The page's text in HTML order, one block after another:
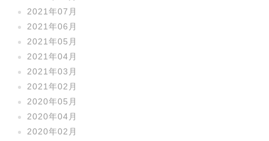
2021年07月
2021年06月
2021年05月
2021年04月
2021年03月
2021年02月
2020年05月
2020年04月
2020年02月